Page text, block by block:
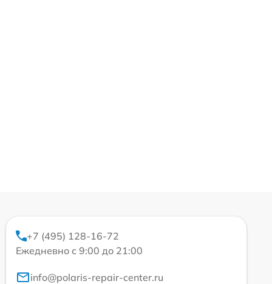
+7 (495) 128-16-72
Ежедневно с 9:00 до 21:00
info@polaris-repair-center.ru